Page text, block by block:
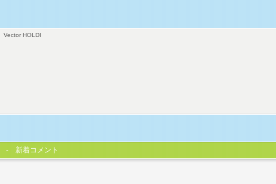
Vector HOLDI
新着コメント